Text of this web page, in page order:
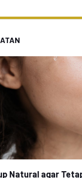
Natural agar